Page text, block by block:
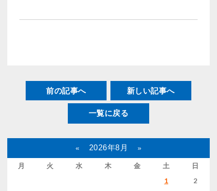
前の記事へ 新しい記事へ
一覧に戻る
« 2026年8月 »
月 火 水 木 金 土
日
1
2